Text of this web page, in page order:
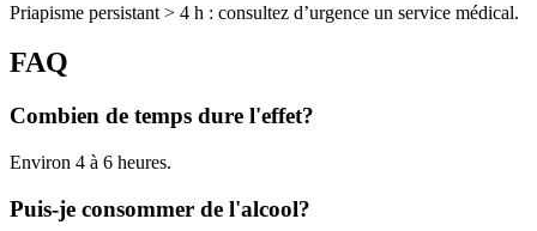
Priapisme persistant > 4 h : consultez d’urgence un service médical.
FAQ
Combien de temps dure l'effet?
Environ 4 à 6 heures.
Puis-je consommer de l'alcool?